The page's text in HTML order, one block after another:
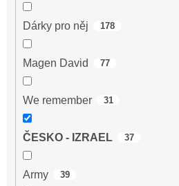
Dárky pro něj 178
Magen David 77
We remember 31
ČESKO - IZRAEL 37
Army 39